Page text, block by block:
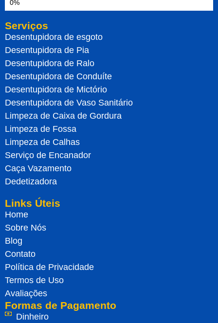
Serviços
Desentupidora de esgoto
Desentupidora de Pia
Desentupidora de Ralo
Desentupidora de Conduíte
Desentupidora de Mictório
Desentupidora de Vaso Sanitário
Limpeza de Caixa de Gordura
Limpeza de Fossa
Limpeza de Calhas
Serviço de Encanador
Caça Vazamento
Dedetizadora
Links Úteis
Home
Sobre Nós
Blog
Contato
Política de Privacidade
Termos de Uso
Avaliações
Formas de Pagamento
Dinheiro